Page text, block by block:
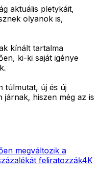
aktuális pletykáit,
olyanok is,
kínált tartalma
ki-ki saját igénye
túlmutat, új és új
hiszen még az is
megváltozik a
feliratozzák4K